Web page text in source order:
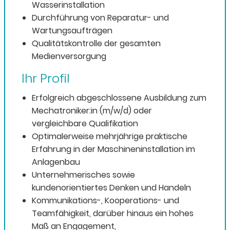
Wasserinstallation
Durchführung von Reparatur- und
Wartungsaufträgen
Qualitätskontrolle der gesamten
Medienversorgung
Ihr Profil
Erfolgreich abgeschlossene Ausbildung zum
Mechatroniker:in (m/w/d) oder
vergleichbare Qualifikation
Optimalerweise mehrjährige praktische
Erfahrung in der Maschineninstallation im
Anlagenbau
Unternehmerisches sowie
kundenorientiertes Denken und Handeln
Kommunikations-, Kooperations- und
Teamfähigkeit, darüber hinaus ein hohes
Maß an Engagement,